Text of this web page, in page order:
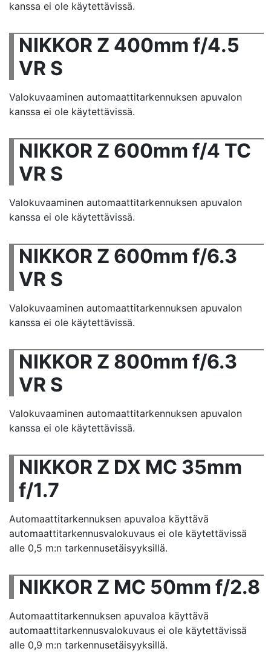
kanssa ei ole käytettävissä.
NIKKOR Z 400mm f/4.5
VR S
Valokuvaaminen automaattitarkennuksen apuvalon
kanssa ei ole käytettävissä.
NIKKOR Z 600mm f/4 TC
VR S
Valokuvaaminen automaattitarkennuksen apuvalon
kanssa ei ole käytettävissä.
NIKKOR Z 600mm f/6.3
VR S
Valokuvaaminen automaattitarkennuksen apuvalon
kanssa ei ole käytettävissä.
NIKKOR Z 800mm f/6.3
VR S
Valokuvaaminen automaattitarkennuksen apuvalon
kanssa ei ole käytettävissä.
NIKKOR Z DX MC 35mm
f/1.7
Automaattitarkennuksen apuvaloa käyttävä
automaattitarkennusvalokuvaus ei ole käytettävissä
alle 0,5 m:n tarkennusetäisyyksillä.
NIKKOR Z MC 50mm f/2.8
Automaattitarkennuksen apuvaloa käyttävä
automaattitarkennusvalokuvaus ei ole käytettävissä
alle 0,9 m:n tarkennusetäisyyksillä.